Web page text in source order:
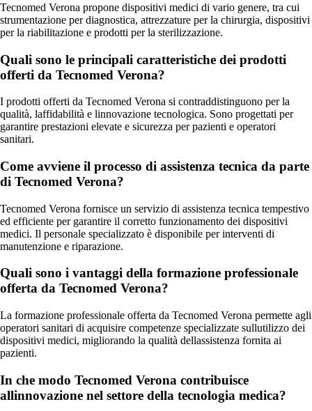
Tecnomed Verona propone dispositivi medici di vario genere, tra cui
strumentazione per diagnostica, attrezzature per la chirurgia, dispositivi
per la riabilitazione e prodotti per la sterilizzazione.
Quali sono le principali caratteristiche dei prodotti
offerti da Tecnomed Verona?
I prodotti offerti da Tecnomed Verona si contraddistinguono per la
qualità, laffidabilità e linnovazione tecnologica. Sono progettati per
garantire prestazioni elevate e sicurezza per pazienti e operatori
sanitari.
Come avviene il processo di assistenza tecnica da parte
di Tecnomed Verona?
Tecnomed Verona fornisce un servizio di assistenza tecnica tempestivo
ed efficiente per garantire il corretto funzionamento dei dispositivi
medici. Il personale specializzato è disponibile per interventi di
manutenzione e riparazione.
Quali sono i vantaggi della formazione professionale
offerta da Tecnomed Verona?
La formazione professionale offerta da Tecnomed Verona permette agli
operatori sanitari di acquisire competenze specializzate sullutilizzo dei
dispositivi medici, migliorando la qualità dellassistenza fornita ai
pazienti.
In che modo Tecnomed Verona contribuisce
allinnovazione nel settore della tecnologia medica?